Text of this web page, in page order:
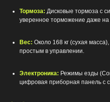
Тормоза: Дисковые тормоза с
уверенное торможение даже на
Вес: Около 168 кг (сухая
простым в управлении.
Электроника: Режимы езды
цифровая приборная панель с